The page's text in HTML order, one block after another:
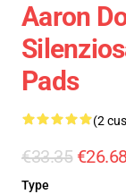
Aaron
Pads
(2
€33.35 €26.68
Type